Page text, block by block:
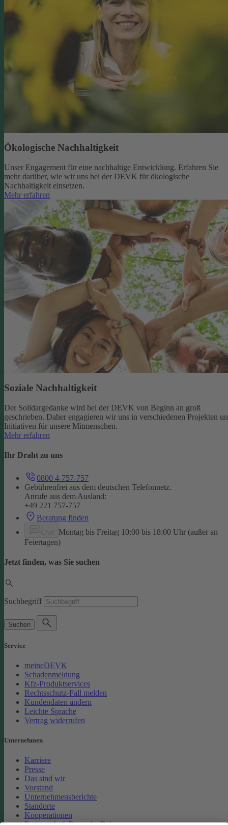
Ökologische Nachhaltigkeit
Unser Engagement für eine nachhaltige Entwicklung. Erfahren Sie
mehr darüber, wie wir uns bei der DEVK für ökologische
Nachhaltigkeit einsetzen.
Mehr erfahren
Soziale Nachhaltigkeit
Der Solidargedanke wird bei der DEVK von Beginn an groß
geschrieben. Daher engagieren wir uns in verschiedenen Projekten
Initiativen für unsere Mitmenschen.
Mehr erfahren
Ihr Draht zu uns
0800 4-757-757
Gebührenfrei aus dem deutschen Telefonnetz.
Anrufe aus dem Ausland:
+49 221 757-757
Beratung finden
Montag bis Freitag 10:00 bis 18:00 Uhr (außer an
Feiertagen)
Jetzt finden, was Sie suchen
Suchbegriff
Suchen
Service
meineDEVK
Schadenmeldung
Kfz-Produktservices
Rechtsschutz-Fall melden
Kundendaten ändern
Leichte Sprache
Vertrag widerrufen
Unternehmen
Karriere
Presse
Das sind wir
Vorstand
Unternehmensberichte
Standorte
Kooperationen